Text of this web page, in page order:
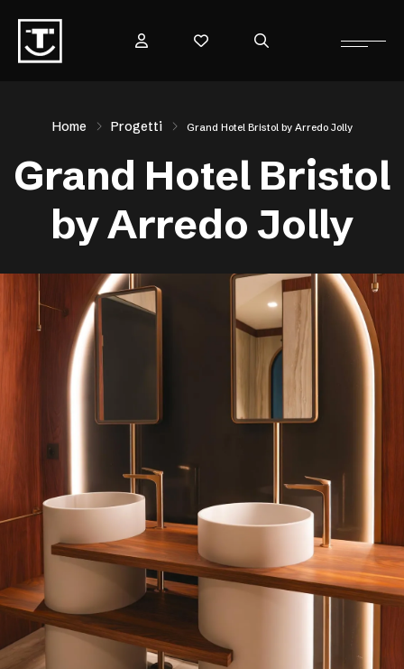
Home Progetti Grand Hotel Bristol by Arredo Jolly
Grand Hotel Bristol
by Arredo Jolly